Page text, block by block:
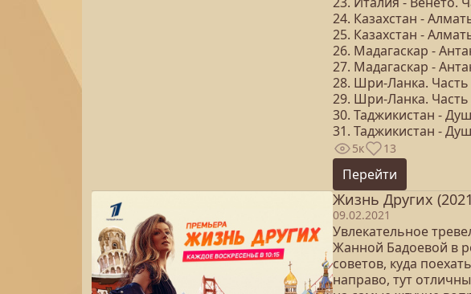
24. Казахстан -
25. Казахстан -
26. Мадагаскар -
27. Мадагаскар -
28. Шри-Ланка. Часть
29. Шри-Ланка. Часть
30. Таджикистан -
31. Таджикистан -
5к 13
Перейти
Жизнь Других
09.02.2021
Увлекательное
Жанной Бадоевой в
советов, куда
направо, тут